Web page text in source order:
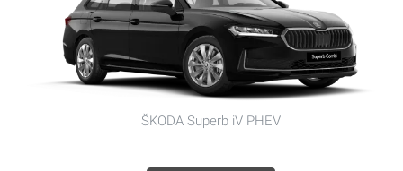
ŠKODA Superb iV PHEV